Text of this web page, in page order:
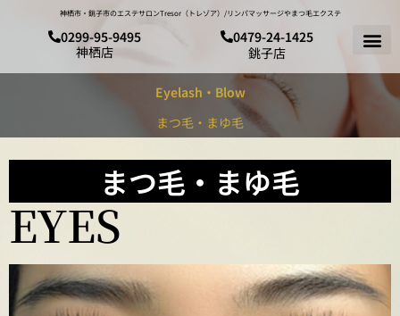
神栖市・銚子市のエステサロンTresor（トレゾア）/リンパマッサージやまつ毛エクステ
0299-95-9495
神栖店
0479-24-1425
銚子店
Eyelash・Blow
まつ毛・まゆ毛
まつ毛・まゆ毛
EYES